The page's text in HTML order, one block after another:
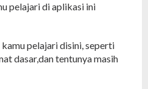
pelajari di aplikasi ini
pelajari disini, seperti
dasar,dan tentunya masih